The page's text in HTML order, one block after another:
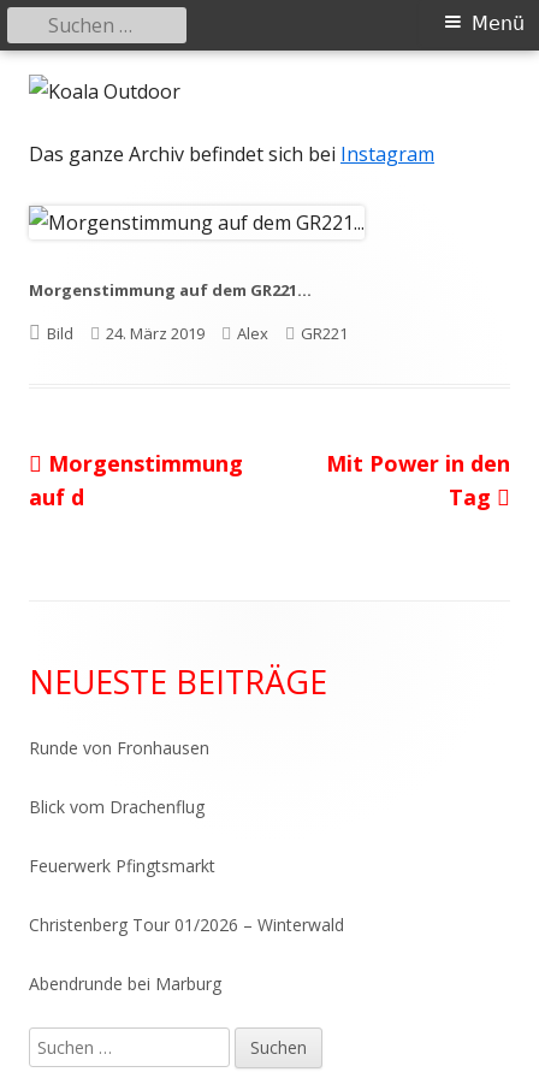
Springe
Inhalt
Koala Outdoor
Hier ist eine Übersicht meiner Wander- und Trekkingtouren
Primäres
Menü
Menü
Suchen
nach:
Das ganze Archiv befindet sich bei Instagram
Morgenstimmung auf dem GR221…
Format
Bild
Veröffentlicht
24. März 2019 Autor
Alex Kategorien
GR221
Beitragsnavigation
Vorheriger
Beitrag:
Morgenstimmung
auf d
Nächster
Mit Power in den
Tag
Seitenleiste
NEUESTE BEITRÄGE
Runde von Fronhausen
Blick vom Drachenflug
Feuerwerk Pfingtsmarkt
Christenberg Tour 01/2026 – Winterwald
Abendrunde bei Marburg
Suchen
nach: